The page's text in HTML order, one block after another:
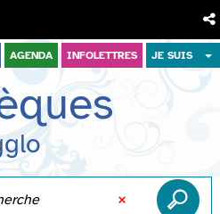
AGENDA INFOLETTRES JE SUIS